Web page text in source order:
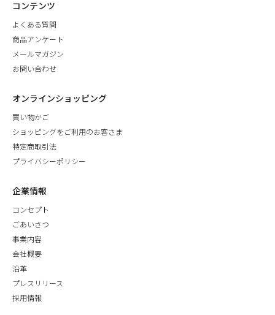
コンテンツ
よくある質問
商品アンケート
メールマガジン
お問い合わせ
オンラインショッピング
買い物かご
ショッピングをご利用のお客さま
特定商取引法
プライバシーポリシー
企業情報
コンセプト
ごあいさつ
事業内容
会社概要
沿革
プレスリリース
採用情報